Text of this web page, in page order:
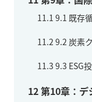
11.1 9.1 既存
11.2 9.2 炭素
11.3 9.3 ESG
12第10章：デ